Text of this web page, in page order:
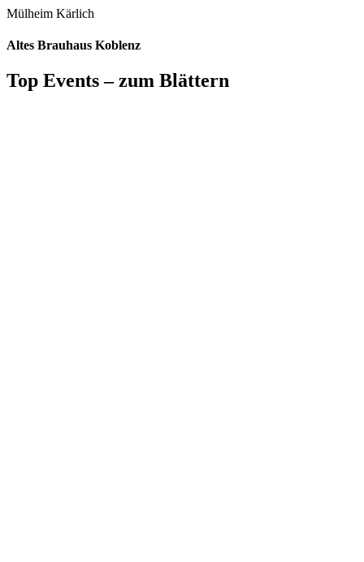
Mülheim Kärlich
Altes Brauhaus Koblenz
Top Events – zum Blättern